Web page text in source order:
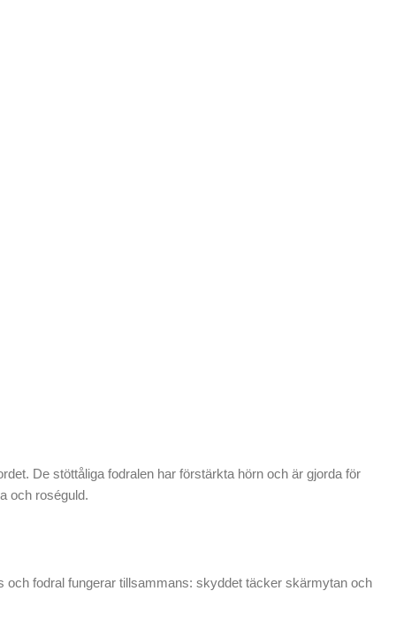
De stöttåliga fodralen har förstärkta hörn och är gjorda för
och roséguld.
fodral fungerar tillsammans: skyddet täcker skärmytan och